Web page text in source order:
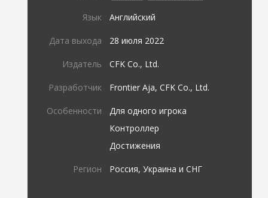
Язык Английский
Дата выхода 28 июля 2022
Издатель CFK Co., Ltd.
Разработчик Frontier Aja, CFK Co., Ltd.
Особенности
Для одного игрока
Контроллер
Достижения
Регион Россия, Украина и СНГ